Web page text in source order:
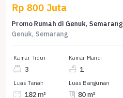
Rp 800 Juta
Promo Rumah di Genuk,
Genuk, Semarang
Kamar Tidur
3
Kamar Mandi
1
Luas Tanah
182 m²
Luas Bangunan
80 m²